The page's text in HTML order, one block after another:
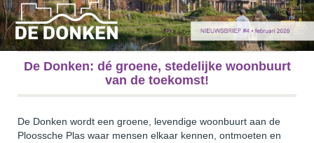
De Donken: dé groene, stedelijke woonbuurt
van de toekomst!
De Donken wordt een groene, levendige woonbuurt aan de
Ploossche Plas waar mensen elkaar kennen, ontmoeten en